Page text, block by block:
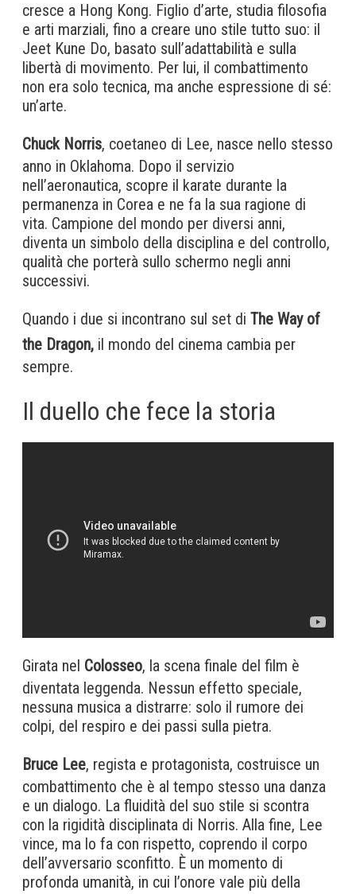
cresce a Hong Kong. Figlio d’arte, studia filosofia
e arti marziali, fino a creare uno stile tutto suo: il
Jeet Kune Do, basato sull’adattabilità e sulla
libertà di movimento. Per lui, il combattimento
non era solo tecnica, ma anche espressione di sé:
un’arte.
Chuck Norris, coetaneo di Lee, nasce nello stesso
anno in Oklahoma. Dopo il servizio
nell’aeronautica, scopre il karate durante la
permanenza in Corea e ne fa la sua ragione di
vita. Campione del mondo per diversi anni,
diventa un simbolo della disciplina e del controllo,
qualità che porterà sullo schermo negli anni
successivi.
Quando i due si incontrano sul set di The Way of
the Dragon, il mondo del cinema cambia per
sempre.
Il duello che fece la storia
Girata nel Colosseo, la scena finale del film è
diventata leggenda. Nessun effetto speciale,
nessuna musica a distrarre: solo il rumore dei
colpi, del respiro e dei passi sulla pietra.
Bruce Lee, regista e protagonista, costruisce un
combattimento che è al tempo stesso una danza
e un dialogo. La fluidità del suo stile si scontra
con la rigidità disciplinata di Norris. Alla fine, Lee
vince, ma lo fa con rispetto, coprendo il corpo
dell’avversario sconfitto. È un momento di
profonda umanità, in cui l’onore vale più della